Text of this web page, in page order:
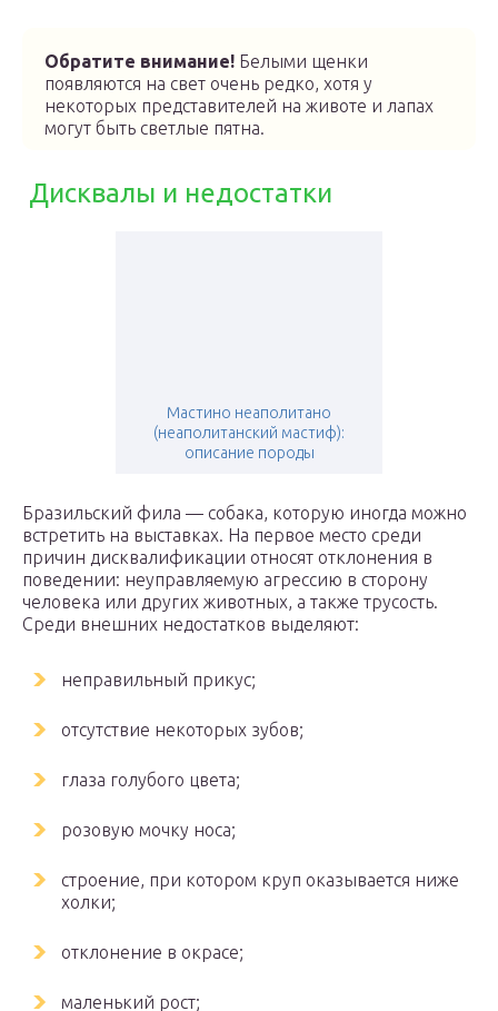
Обратите внимание! Белыми щенки
появляются на свет очень редко, хотя у
некоторых представителей на животе и лапах
могут быть светлые пятна.
Дисквалы и недостатки
Мастино неаполитано
(неаполитанский мастиф):
описание породы
Бразильский фила — собака, которую иногда можно
встретить на выставках. На первое место среди
причин дисквалификации относят отклонения в
поведении: неуправляемую агрессию в сторону
человека или других животных, а также трусость.
Среди внешних недостатков выделяют:
неправильный прикус;
отсутствие некоторых зубов;
глаза голубого цвета;
розовую мочку носа;
строение, при котором круп оказывается ниже
холки;
отклонение в окрасе;
маленький рост;